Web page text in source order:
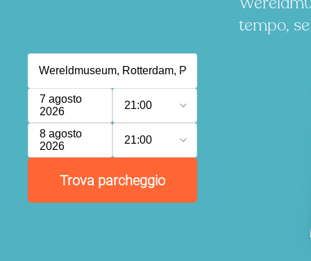
tempo,
7 agosto
2026
21:00
8 agosto
2026
21:00
Trova parcheggio